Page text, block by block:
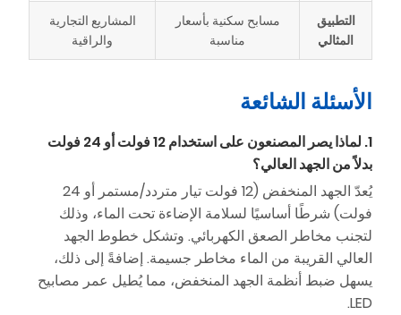
التطبيق
المثالي
مسابح سكنية بأسعار
مناسبة
المشاريع التجارية
والراقية
الأسئلة الشائعة
1. لماذا يصر المصنعون على استخدام 12 فولت أو 24 فولت
بدلاً من الجهد العالي؟
يُعدّ الجهد المنخفض (12 فولت تيار متردد/مستمر أو 24
فولت) شرطًا أساسيًا لسلامة الإضاءة تحت الماء، وذلك
لتجنب مخاطر الصعق الكهربائي. وتشكل خطوط الجهد
العالي القريبة من الماء مخاطر جسيمة. إضافةً إلى ذلك،
يسهل ضبط أنظمة الجهد المنخفض، مما يُطيل عمر مصابيح
LED.